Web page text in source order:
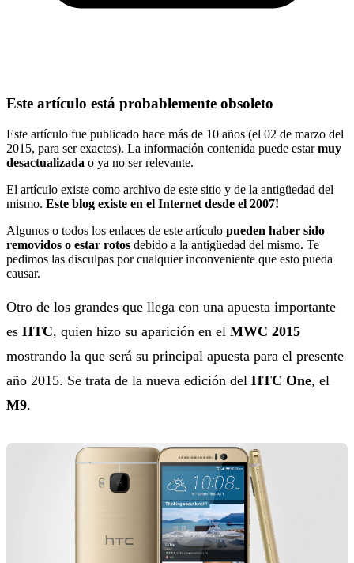
Este artículo está probablemente obsoleto
Este artículo fue publicado hace más de 10 años (el 02 de marzo del
2015, para ser exactos). La información contenida puede estarmuy
desactualizada o ya no ser relevante.
El artículo existe como archivo de este sitio y de la antigüedad del
mismo. Este blog existe en el Internet desde el 2007!
Algunos o todos los enlaces de este artículo pueden haber sido
removidos o estar rotos debido a la antigüedad del mismo. Te
pedimos las disculpas por cualquier inconveniente que esto pueda
causar.
Otro de los grandes que llega con una apuesta importante
es HTC, quien hizo su aparición en el MWC 2015
mostrando la que será su principal apuesta para el presente
año 2015. Se trata de la nueva edición del HTC One, el
M9.